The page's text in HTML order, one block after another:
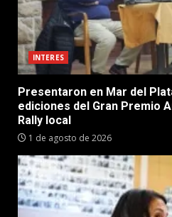
INTERES
Presentaron en Mar del
ediciones del Gran Premio
Rally local
1 de agosto de 2026